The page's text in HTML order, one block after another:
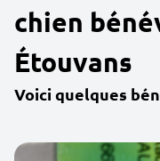
chien
Étouvans
Voici quelques